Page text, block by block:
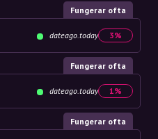
Fungerar ofta
dateago.today 3%
Fungerar ofta
dateago.today 1%
Fungerar ofta